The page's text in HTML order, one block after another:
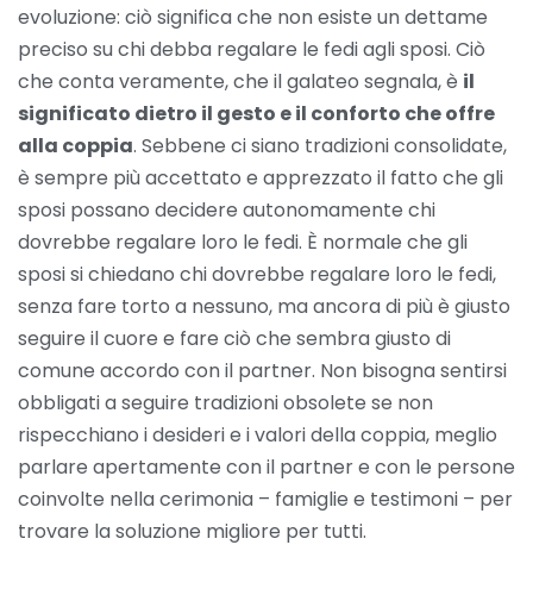
evoluzione: ciò significa che non esiste un dettame
preciso su chi debba regalare le fedi agli sposi. Ciò
che conta veramente, che il galateo segnala, è il
significato dietro il gesto e il conforto che offre
alla coppia. Sebbene ci siano tradizioni consolidate,
è sempre più accettato e apprezzato il fatto che gli
sposi possano decidere autonomamente chi
dovrebbe regalare loro le fedi. È normale che gli
sposi si chiedano chi dovrebbe regalare loro le fedi,
senza fare torto a nessuno, ma ancora di più è giusto
seguire il cuore e fare ciò che sembra giusto di
comune accordo con il partner. Non bisogna sentirsi
obbligati a seguire tradizioni obsolete se non
rispecchiano i desideri e i valori della coppia, meglio
parlare apertamente con il partner e con le persone
coinvolte nella cerimonia – famiglie e testimoni – per
trovare la soluzione migliore per tutti.